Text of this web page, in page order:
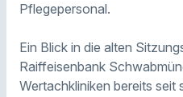
Pflegepersonal.
Ein Blick in die alten
Raiffeisenbank
Wertachkliniken bereits seit